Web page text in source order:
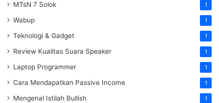
MTsN 7 Solok 1
Wabup 1
Teknologi & Gadget 1
Review Kualitas Suara Speaker 1
Laptop Programmer 1
Cara Mendapatkan Passive Income 1
Mengenal Istilah Bullish 1